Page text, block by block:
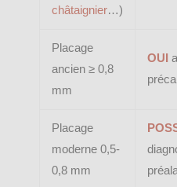
châtaignier…)
Placage
ancien ≥ 0,8
mm
OUI
Placage
moderne 0,5-
0,8 mm